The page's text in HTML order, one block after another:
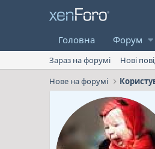
Головна Форум
Зараз на форумі Нові
Нове на форумі